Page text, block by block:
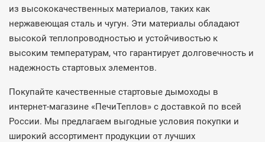
из высококачественных материалов, таких как
нержавеющая сталь и чугун. Эти материалы обладают
высокой теплопроводностью и устойчивостью к
высоким температурам, что гарантирует долговечность и
надежность стартовых элементов.
Покупайте качественные стартовые дымоходы в
интернет-магазине «ПечиТеплов» с доставкой по всей
России. Мы предлагаем выгодные условия покупки и
широкий ассортимент продукции от лучших